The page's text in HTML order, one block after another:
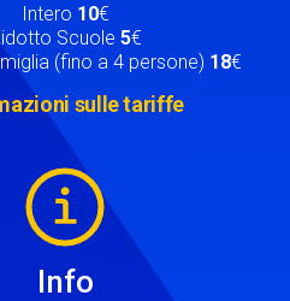
Intero 10€
Scuole 5€
(fino a 4 persone) 18€
sulle tariffe
Info